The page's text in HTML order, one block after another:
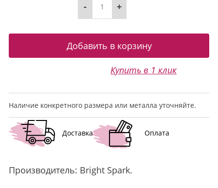
- +
Купить в 1 клик
Наличие конкретного размера или металла уточняйте.
Доставка Оплата
Производитель: Bright Spark.